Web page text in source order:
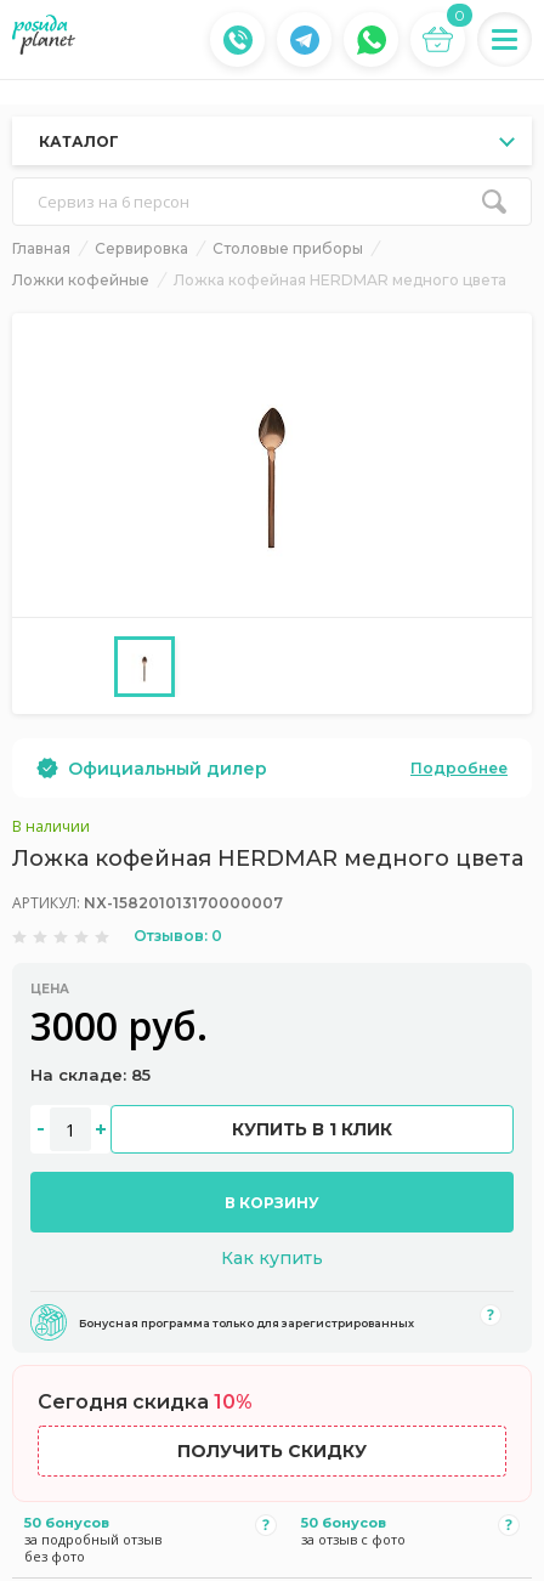
0
КАТАЛОГ
Сервиз на 6 персон
Главная Сервировка
Столовые приборы
Ложки кофейные
Ложка кофейная HERDMAR медного цвета
Официальный дилер Подробнее
В наличии
Ложка кофейная HERDMAR медного цвета
АРТИКУЛ: NX-158201013170000007
Отзывов: 0
ЦЕНА
3000 руб.
На складе: 85
КУПИТЬ В 1 КЛИК
В КОРЗИНУ
Как купить
Бонусная программа только для зарегистрированных
Сегодня скидка 10%
ПОЛУЧИТЬ СКИДКУ
50 бонусов
за подробный отзыв
без фото
50 бонусов
за отзыв с фото